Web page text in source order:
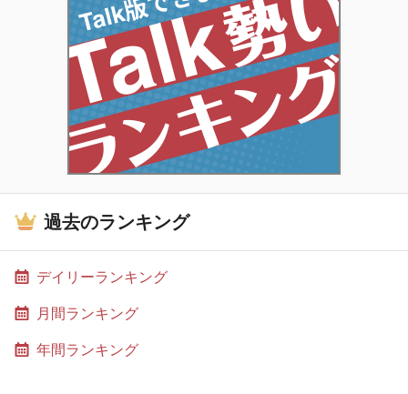
過去のランキング
デイリーランキング
月間ランキング
年間ランキング